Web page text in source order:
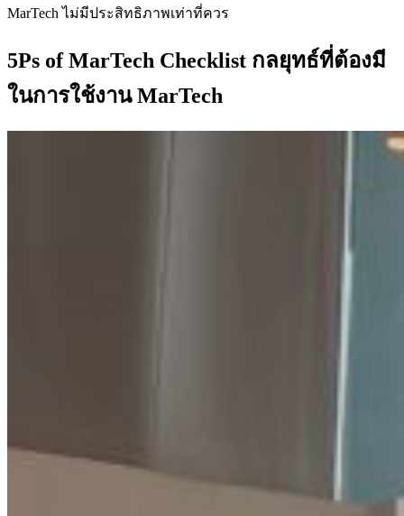
MarTech ไม่มีประสิทธิภาพเท่าที่ควร
5Ps of MarTech Checklist กลยุทธ์ที่ต้องมี
ในการใช้งาน MarTech